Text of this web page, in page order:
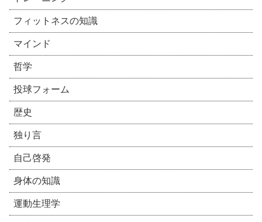
フィットネスの知識
マインド
哲学
投球フォーム
歴史
独り言
自己啓発
身体の知識
運動生理学